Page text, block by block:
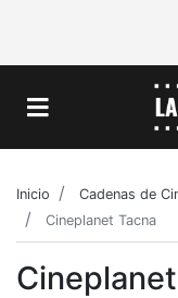
Inicio Cadenas de
Cineplanet Tacna